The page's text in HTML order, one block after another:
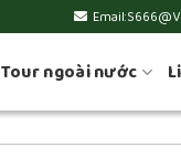
Tour ngoài nước